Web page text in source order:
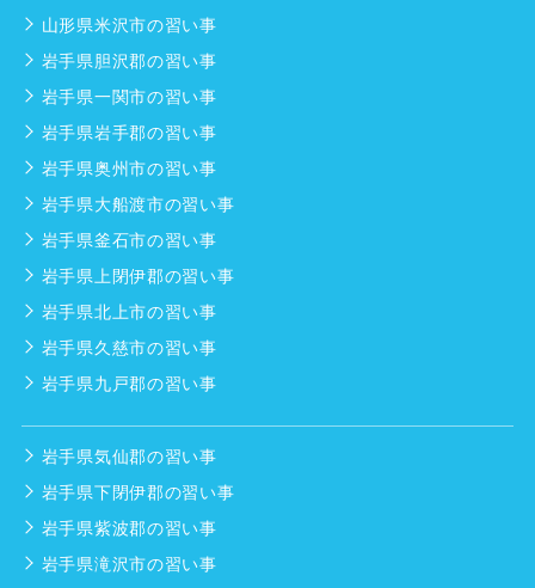
山形県米沢市の習い事
岩手県胆沢郡の習い事
岩手県一関市の習い事
岩手県岩手郡の習い事
岩手県奥州市の習い事
岩手県大船渡市の習い事
岩手県釜石市の習い事
岩手県上閉伊郡の習い事
岩手県北上市の習い事
岩手県久慈市の習い事
岩手県九戸郡の習い事
岩手県気仙郡の習い事
岩手県下閉伊郡の習い事
岩手県紫波郡の習い事
岩手県滝沢市の習い事